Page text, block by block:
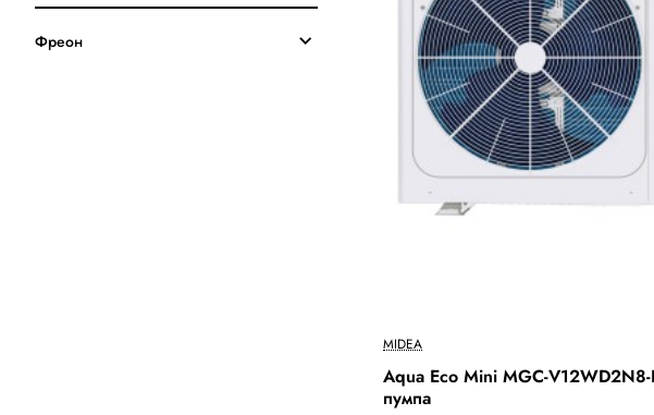
Фреон
Out Of Stock
MIDEA
Aqua Eco Mini MGC-
пумпа